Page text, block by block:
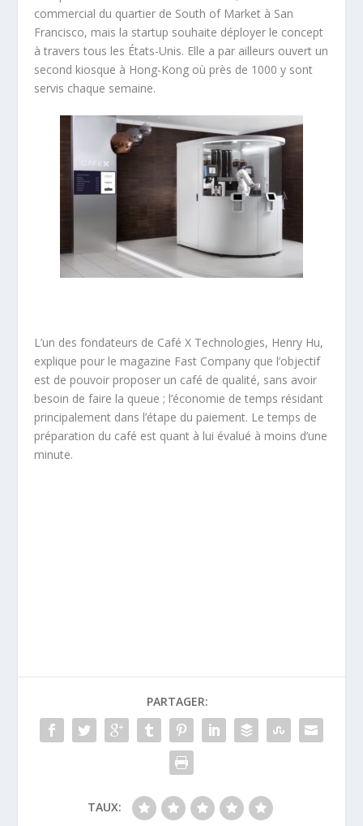
commercial du quartier de South of Market à San
Francisco, mais la startup souhaite déployer le concept
à travers tous les États-Unis. Elle a par ailleurs ouvert un
second kiosque à Hong-Kong où près de 1000 y sont
servis chaque semaine.
L’un des fondateurs de Café X Technologies, Henry Hu,
explique pour le magazine Fast Company que l’objectif
est de pouvoir proposer un café de qualité, sans avoir
besoin de faire la queue ; l’économie de temps résidant
principalement dans l’étape du paiement. Le temps de
préparation du café est quant à lui évalué à moins d’une
minute.
PARTAGER:
TAUX: